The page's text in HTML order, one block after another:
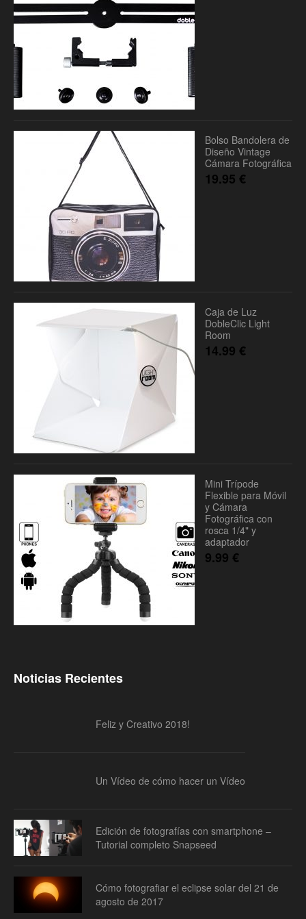
Bolso Bandolera de
Diseño Vintage
Cámara Fotográfica
19.95 €
Caja de Luz
DobleClic Light
Room
14.99 €
Mini Trípode
Flexible para Móvil
y Cámara
Fotográfica con
rosca 1/4" y
adaptador
9.99 €
Noticias Recientes
Feliz y Creativo 2018!
Un Vídeo de cómo hacer un Vídeo
Edición de fotografías con smartphone –
Tutorial completo Snapseed
Cómo fotografiar el eclipse solar del 21 de
agosto de 2017